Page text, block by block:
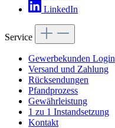
LinkedIn
Service
Gewerbekunden Login
Versand und Zahlung
Rücksendungen
Pfandprozess
Gewährleistung
1 zu 1 Instandsetzung
Kontakt